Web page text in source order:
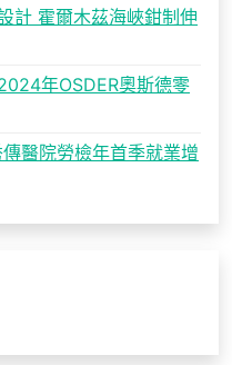
計 霍爾木茲海峽鉗制伸
年OSDER奧斯德零
醫院勞檢年首季就業增